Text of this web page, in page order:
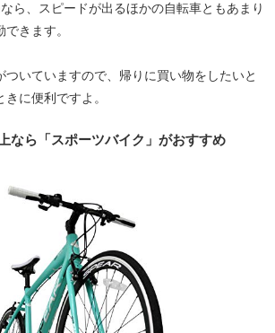
ら、スピードが出るほかの自転車ともあまり
きます。
ついていますので、帰りに買い物をしたいと
に便利ですよ。
なら「スポーツバイク」がおすすめ